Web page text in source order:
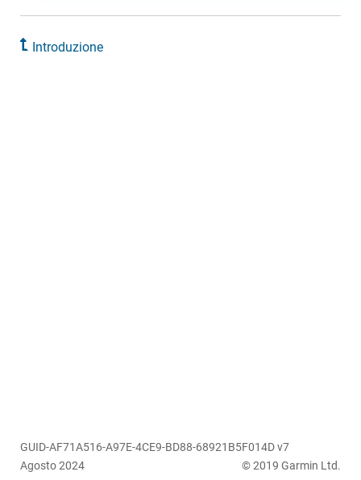
Introduzione
GUID-AF71A516-A97E-4CE9-BD88-68921B5F014D v7
Agosto 2024
© 2019 Garmin Ltd.